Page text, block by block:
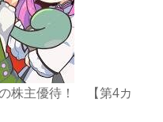
株主優待！ 【第4カ